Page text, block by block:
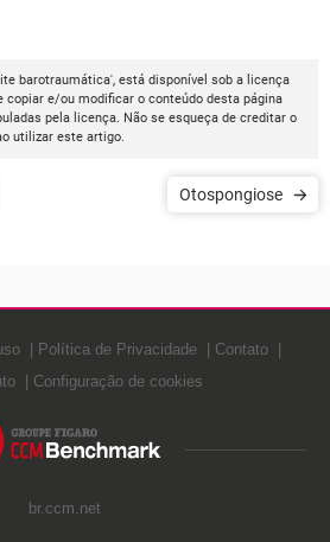
barotraumática', está disponível sob a licença
copiar e/ou modificar o conteúdo desta página
pela licença. Não se esqueça de creditar o
utilizar este artigo.
Otospongiose
Política de Privacidade
Contato
Configuração de cookies
br.ccm.net